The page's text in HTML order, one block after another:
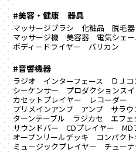
#美容・健康 器具
マッサージブラシ 化粧品 脱毛器
マッサージ機
美容器 電気シェ
ボディードライヤー
バリカン
#音響機器
ラジオ インターフェース ＤＪ
シーケンサー
プロダクションス
カセットプレイヤー
レコーダー
プリメインアンプ
アンプ サラ
ターンテーブル
ラジカセ エフェ
サウンドバー
CDプレイヤー
MD
オープンリールデッキ
コンパク
ミュージックプレイヤー
チュー